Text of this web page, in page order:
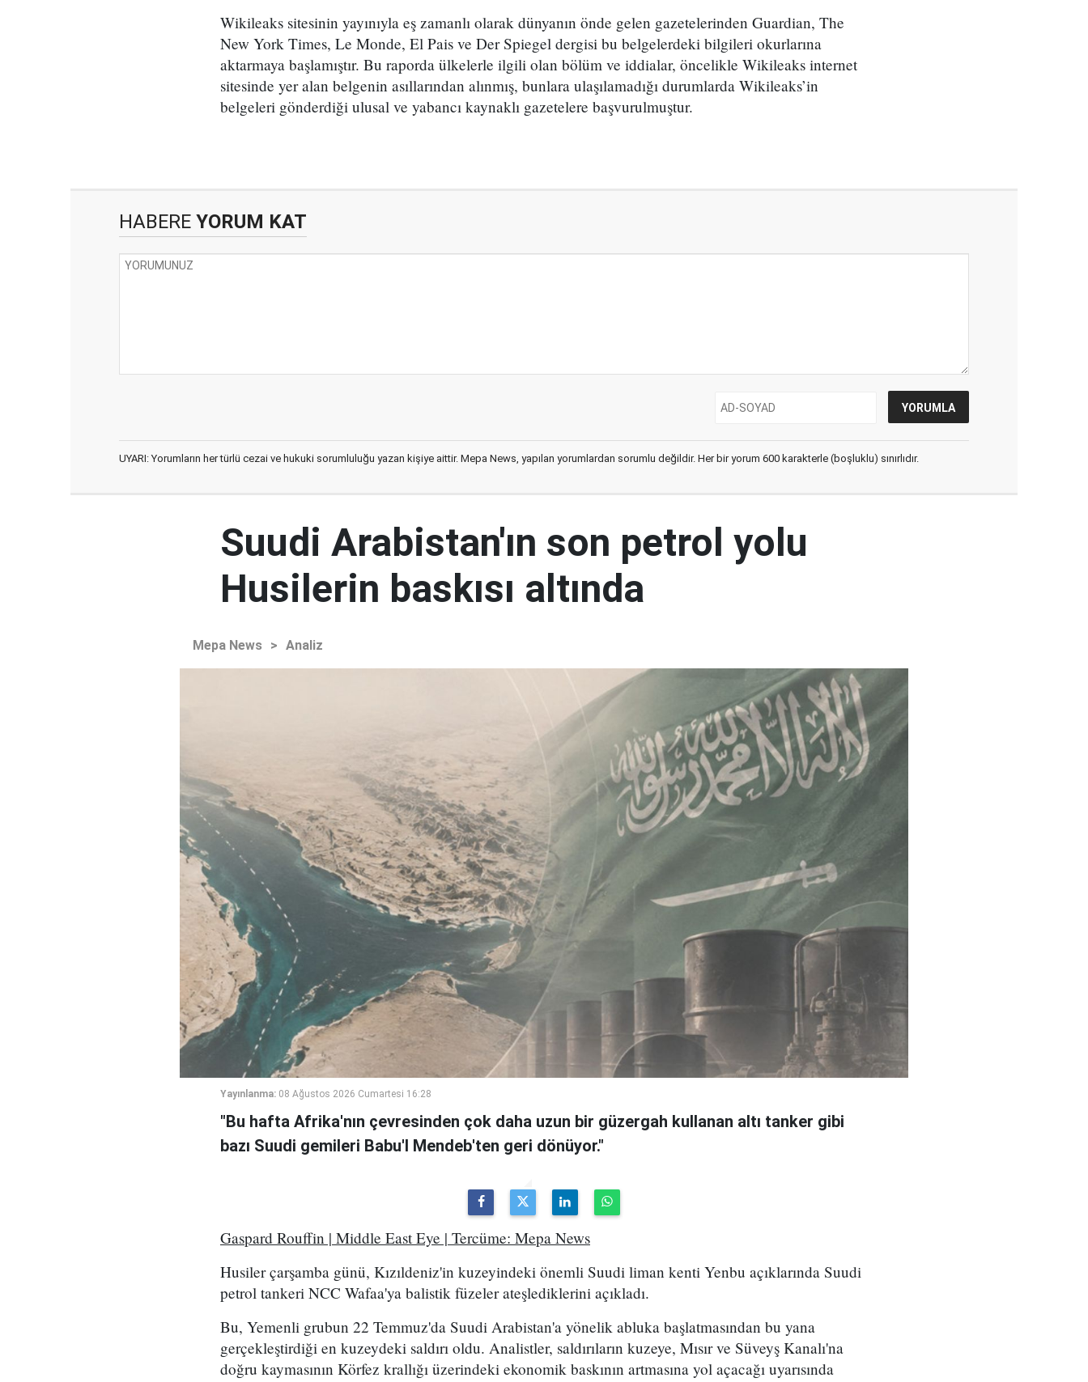
Wikileaks sitesinin yayınıyla eş zamanlı olarak dünyanın önde gelen gazetelerinden Guardian, The
New York Times, Le Monde, El Pais ve Der Spiegel dergisi bu belgelerdeki bilgileri okurlarına
aktarmaya başlamıştır. Bu raporda ülkelerle ilgili olan bölüm ve iddialar, öncelikle Wikileaks internet
sitesinde yer alan belgenin asıllarından alınmış, bunlara ulaşılamadığı durumlarda Wikileaks’in
belgeleri gönderdiği ulusal ve yabancı kaynaklı gazetelere başvurulmuştur.
HABERE YORUM KAT
UYARI: Yorumların her türlü cezai ve hukuki sorumluluğu yazan kişiye aittir. Mepa News, yapılan yorumlardan sorumlu değildir. Her bir yorum 600 karakterle (boşluklu) sınırlıdır.
Suudi Arabistan'ın son petrol yolu
Husilerin baskısı altında
Mepa News > Analiz
Yayınlanma: 08 Ağustos 2026 Cumartesi 16:28
"Bu hafta Afrika'nın çevresinden çok daha uzun bir güzergah kullanan altı tanker gibi
bazı Suudi gemileri Babu'l Mendeb'ten geri dönüyor."
Gaspard Rouffin | Middle East Eye | Tercüme: Mepa News
Husiler çarşamba günü, Kızıldeniz'in kuzeyindeki önemli Suudi liman kenti Yenbu açıklarında Suudi
petrol tankeri NCC Wafaa'ya balistik füzeler ateşlediklerini açıkladı.
Bu, Yemenli grubun 22 Temmuz'da Suudi Arabistan'a yönelik abluka başlatmasından bu yana
gerçekleştirdiği en kuzeydeki saldırı oldu. Analistler, saldırıların kuzeye, Mısır ve Süveyş Kanalı'na
doğru kaymasının Körfez krallığı üzerindeki ekonomik baskının artmasına yol açacağı uyarısında